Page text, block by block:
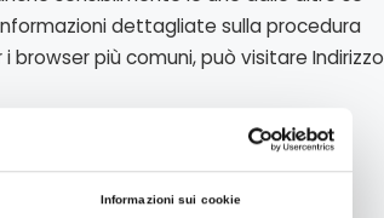
Informazioni sui cookie
dettagliate sulla procedura
più comuni, può visitare Indirizzo
si desidera. Ciò non impedisce
società.